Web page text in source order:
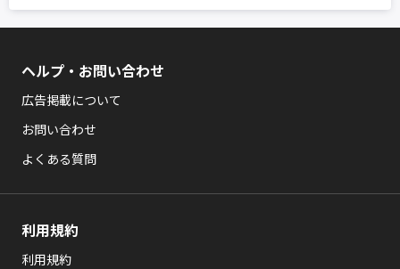
ヘルプ・お問い合わせ
広告掲載について
お問い合わせ
よくある質問
利用規約
利用規約